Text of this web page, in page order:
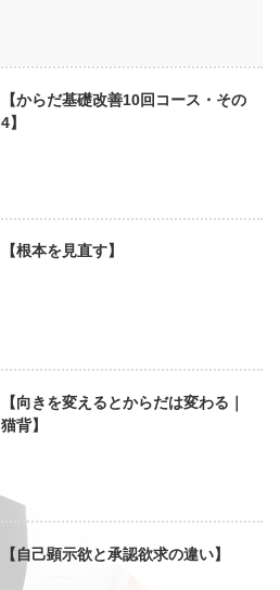
【からだ基礎改善10回コース・その
4】
【根本を見直す】
【向きを変えるとからだは変わる｜
猫背】
【自己顕示欲と承認欲求の違い】